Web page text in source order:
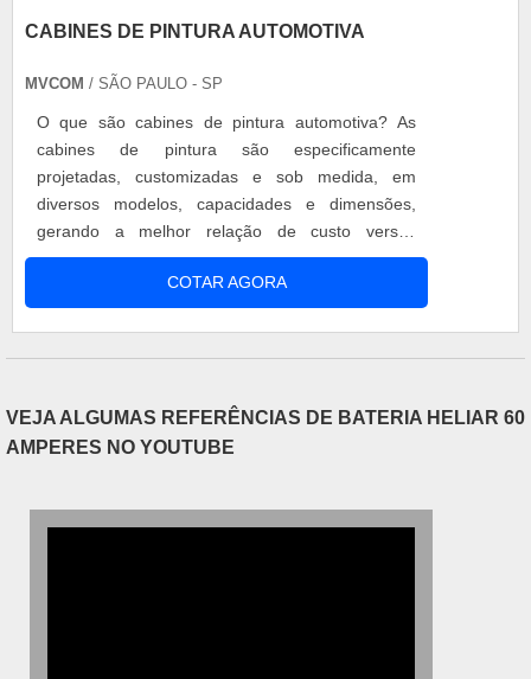
CABINES DE PINTURA AUTOMOTIVA
MVCOM / SÃO PAULO - SP
O que são cabines de pintura automotiva? As
cabines de pintura são especificamente
projetadas, customizadas e sob medida, em
diversos modelos, capacidades e dimensões,
gerando a melhor relação de custo versus
benefício do mercado. Tais equipamentos tem
como função principal a criação de ambiente
totalmente propício a atividade de pintura a ser
COTAR AGORA
VEJA ALGUMAS REFERÊNCIAS DE BATERIA HELIAR 60
AMPERES NO YOUTUBE